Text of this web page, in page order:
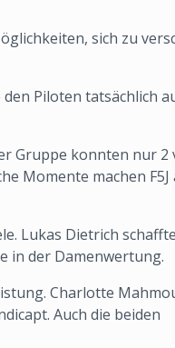
sich zu
Piloten tatsächlich
Gruppe konnten nur 2
Momente machen F5J
Lukas Dietrich
in der Damenwertung.
Charlotte
Auch die beiden